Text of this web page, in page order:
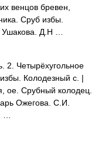
венцов бревен,
Сруб избы.
Ушакова. Д.Н …
Четырёхугольное
Колодезный с. |
ое. Срубный колодец.
Ожегова. С.И.
…